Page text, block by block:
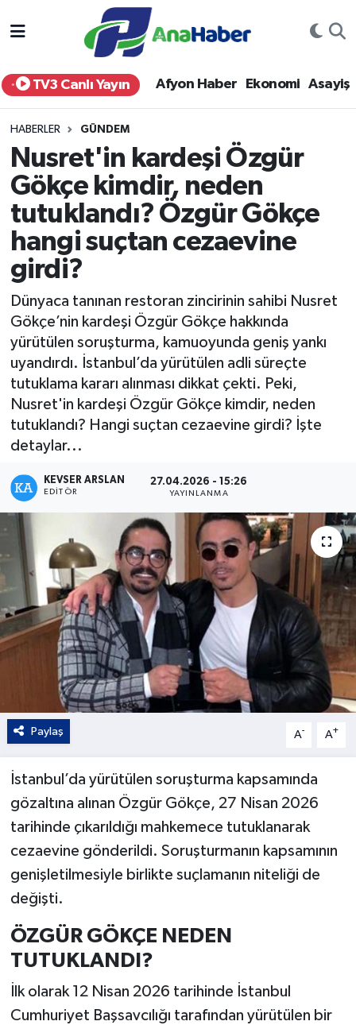
TV3 Canlı Yayın Afyon Haber Ekonomi Asayiş
HABERLER GÜNDEM
Nusret'in kardeşi Özgür
Gökçe kimdir, neden
tutuklandı? Özgür Gökçe
hangi suçtan cezaevine
girdi?
Dünyaca tanınan restoran zincirinin sahibi Nusret
Gökçe’nin kardeşi Özgür Gökçe hakkında
yürütülen soruşturma, kamuoyunda geniş yankı
uyandırdı. İstanbul’da yürütülen adli süreçte
tutuklama kararı alınması dikkat çekti. Peki,
Nusret'in kardeşi Özgür Gökçe kimdir, neden
tutuklandı? Hangi suçtan cezaevine girdi? İşte
detaylar...
KEVSER ARSLAN
EDITÖR
27.04.2026 - 15:26
YAYINLANMA
Paylaş A- A+
İstanbul’da yürütülen soruşturma kapsamında
gözaltına alınan Özgür Gökçe, 27 Nisan 2026
tarihinde çıkarıldığı mahkemece tutuklanarak
cezaevine gönderildi. Soruşturmanın kapsamının
genişletilmesiyle birlikte suçlamanın niteliği de
değişti.
ÖZGÜR GÖKÇE NEDEN
TUTUKLANDI?
İlk olarak 12 Nisan 2026 tarihinde İstanbul
Cumhuriyet Başsavcılığı tarafından yürütülen bir
Yurt Haber
Afyon Haber
Siyaset
Spor
Eğitim
Sağlık
Teknoloji
Kültür - Sanat
Yaşam
Afyonkarahisar Nöbetçi Eczaneler
Afyonkarahisar Hava Durumu
Afyonkarahisar Namaz Vakitleri
Afyonkarahisar Trafik Yoğunluk Haritası
Süper Lig Puan Durumu ve Fikstür
Tüm Manşetler
Son Dakika Haberleri
Haber Arşivi